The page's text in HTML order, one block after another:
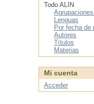
Todo ALIN
Lenguas
Por fecha de
Autores
Títulos
Materias
Mi cuenta
Acceder